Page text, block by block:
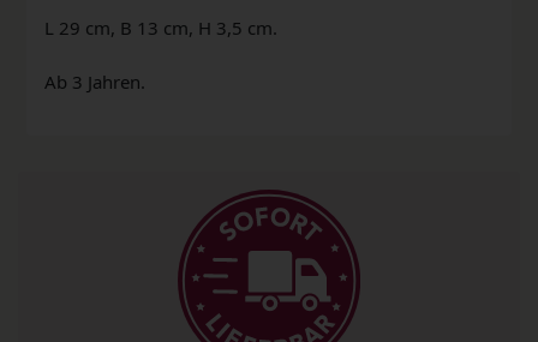
L 29 cm, B 13 cm, H 3,5 cm.
Ab 3 Jahren.